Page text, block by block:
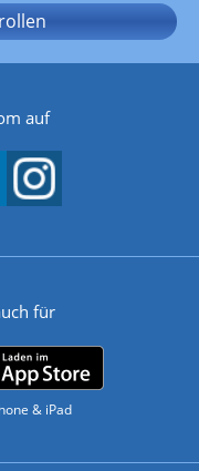
auf
für
& iPad